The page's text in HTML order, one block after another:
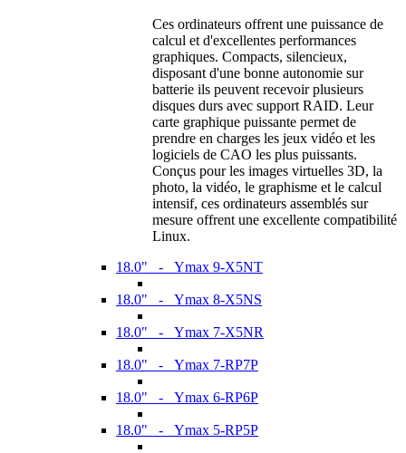
Ces ordinateurs offrent une puissance de
calcul et d'excellentes performances
graphiques. Compacts, silencieux,
disposant d'une bonne autonomie sur
batterie ils peuvent recevoir plusieurs
disques durs avec support RAID. Leur
carte graphique puissante permet de
prendre en charges les jeux vidéo et les
logiciels de CAO les plus puissants.
Conçus pour les images virtuelles 3D, la
photo, la vidéo, le graphisme et le calcul
intensif, ces ordinateurs assemblés sur
mesure offrent une excellente compatibilité
Linux.
18.0" - Ymax 9-X5NT
18.0" - Ymax 8-X5NS
18.0" - Ymax 7-X5NR
18.0" - Ymax 7-RP7P
18.0" - Ymax 6-RP6P
18.0" - Ymax 5-RP5P